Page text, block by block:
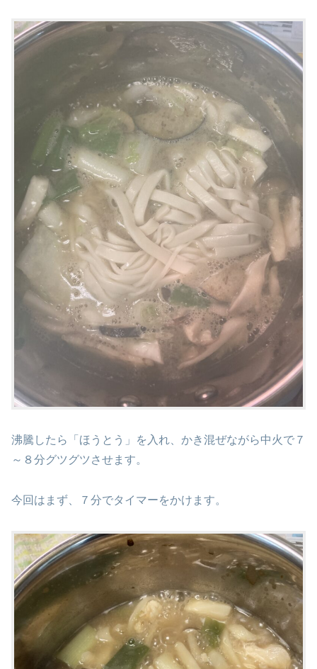
沸騰したら「ほうとう」を入れ、かき混ぜながら中火で７
～８分グツグツさせます。
今回はまず、７分でタイマーをかけます。